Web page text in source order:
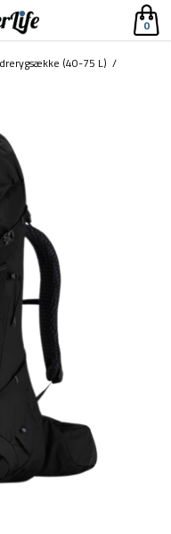
0
(40-75 L) /